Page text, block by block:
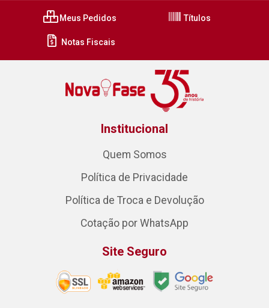
Meus Pedidos Títulos
Notas Fiscais
Institucional
Quem Somos
Política de Privacidade
Política de Troca e Devolução
Cotação por WhatsApp
Site Seguro